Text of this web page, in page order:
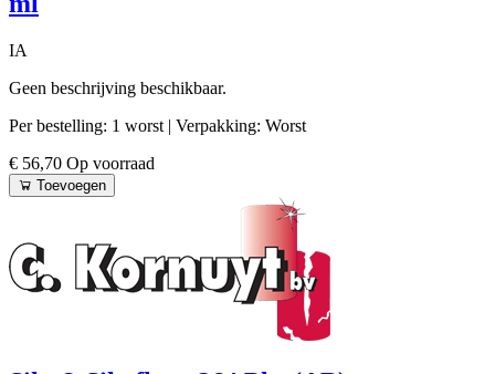
IA
Geen beschrijving beschikbaar.
Per bestelling: 1 worst | Verpakking: Worst
€ 56,70 Op voorraad
Toevoegen